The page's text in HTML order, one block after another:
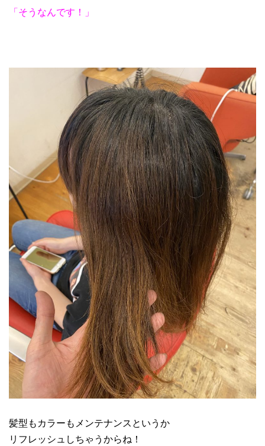
「そうなんです！」
髪型もカラーもメンテナンスというか
リフレッシュしちゃうからね！